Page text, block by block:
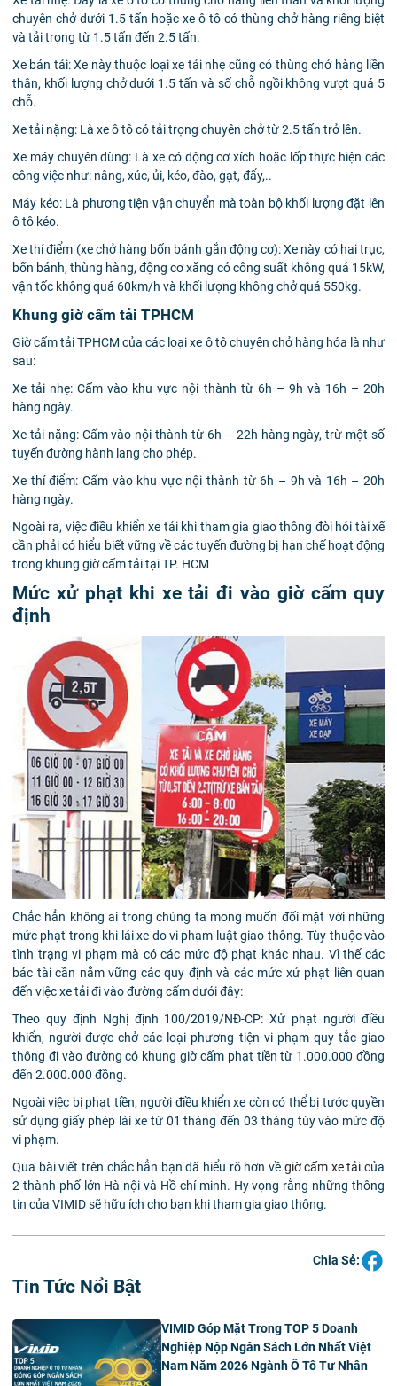
chuyên chở dưới 1.5 tấn hoặc xe ô tô có thùng chở hàng riêng biệt
và tải trọng từ 1.5 tấn đến 2.5 tấn.
Xe bán tải: Xe này thuộc loại xe tải nhẹ cũng có thùng chở hàng liền
thân, khối lượng chở dưới 1.5 tấn và số chỗ ngồi không vượt quá 5
chỗ.
Xe tải nặng: Là xe ô tô có tải trọng chuyên chở từ 2.5 tấn trở lên.
Xe máy chuyên dùng: Là xe có động cơ xích hoặc lốp thực hiện các
công việc như: nâng, xúc, ủi, kéo, đào, gạt, đẩy,..
Máy kéo: Là phương tiện vận chuyển mà toàn bộ khối lượng đặt lên
ô tô kéo.
Xe thí điểm (xe chở hàng bốn bánh gắn động cơ): Xe này có hai trục,
bốn bánh, thùng hàng, động cơ xăng có công suất không quá 15kW,
vận tốc không quá 60km/h và khối lượng không chở quá 550kg.
Khung giờ cấm tải TPHCM
Giờ cấm tải TPHCM của các loại xe ô tô chuyên chở hàng hóa là như
sau:
Xe tải nhẹ: Cấm vào khu vực nội thành từ 6h – 9h và 16h – 20h
hàng ngày.
Xe tải nặng: Cấm vào nội thành từ 6h – 22h hàng ngày, trừ một số
tuyến đường hành lang cho phép.
Xe thí điểm: Cấm vào khu vực nội thành từ 6h – 9h và 16h – 20h
hàng ngày.
Ngoài ra, việc điều khiển xe tải khi tham gia giao thông đòi hỏi tài xế
cần phải có hiểu biết vững về các tuyến đường bị hạn chế hoạt động
trong khung giờ cấm tải tại TP. HCM
Mức xử phạt khi xe tải đi vào giờ cấm quy
định
Chắc hẳn không ai trong chúng ta mong muốn đối mặt với những
mức phạt trong khi lái xe do vi phạm luật giao thông. Tùy thuộc vào
tình trạng vi phạm mà có các mức độ phạt khác nhau. Vì thế các
bác tài cần nắm vững các quy định và các mức xử phạt liên quan
đến việc xe tải đi vào đường cấm dưới đây:
Theo quy định Nghị định 100/2019/NĐ-CP: Xử phạt người điều
khiển, người được chở các loại phương tiện vi phạm quy tắc giao
thông đi vào đường có khung giờ cấm phạt tiền từ 1.000.000 đồng
đến 2.000.000 đồng.
Ngoài việc bị phạt tiền, người điều khiển xe còn có thể bị tước quyền
sử dụng giấy phép lái xe từ 01 tháng đến 03 tháng tùy vào mức độ
vi phạm.
Qua bài viết trên chắc hẳn bạn đã hiểu rõ hơn về giờ cấm xe tải của
2 thành phố lớn Hà nội và Hồ chí minh. Hy vọng rằng những thông
tin của VIMID sẽ hữu ích cho bạn khi tham gia giao thông.
Chia Sẻ:
Tin Tức Nổi Bật
VIMID Góp Mặt Trong TOP 5 Doanh
Nghiệp Nộp Ngân Sách Lớn Nhất Việt
Nam Năm 2026 Ngành Ô Tô Tư Nhân